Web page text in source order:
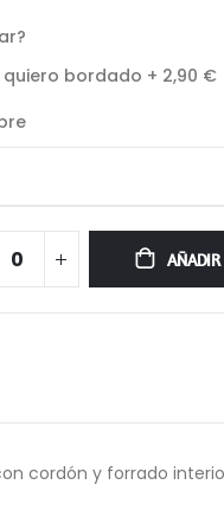
quiero bordado + 2,90 €
AÑADIR
cordón y forrado